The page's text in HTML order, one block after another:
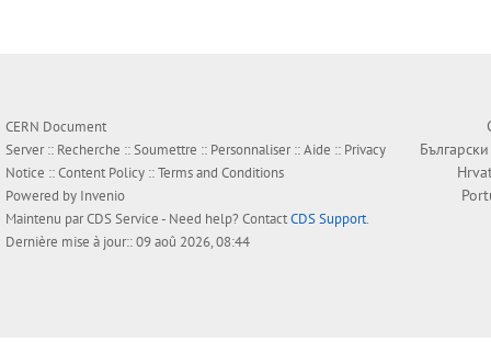
CERN Document
Server :: Recherche ::Soumettre :: Personnaliser::Aide :: Privacy
Notice ::Content Policy ::Terms and Conditions
Powered by Invenio
Maintenu parCDS Service- Need help? ContactCDS Support.
Dernière mise à jour:: 09 aoû 2026, 08:44
Български